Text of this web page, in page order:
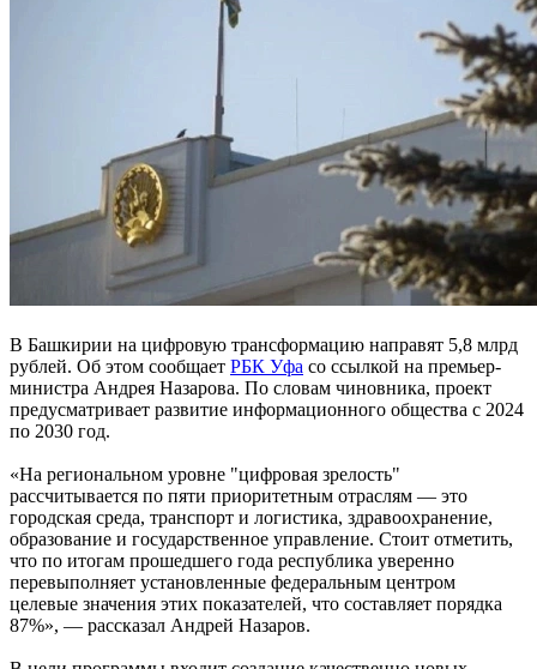
В Башкирии на цифровую трансформацию направят 5,8 млрд
рублей. Об этом сообщает РБК Уфа со ссылкой на премьер-
министра Андрея Назарова. По словам чиновника, проект
предусматривает развитие информационного общества с 2024
по 2030 год.
«На региональном уровне "цифровая зрелость"
рассчитывается по пяти приоритетным отраслям — это
городская среда, транспорт и логистика, здравоохранение,
образование и государственное управление. Стоит отметить,
что по итогам прошедшего года республика уверенно
перевыполняет установленные федеральным центром
целевые значения этих показателей, что составляет порядка
87%», — рассказал Андрей Назаров.